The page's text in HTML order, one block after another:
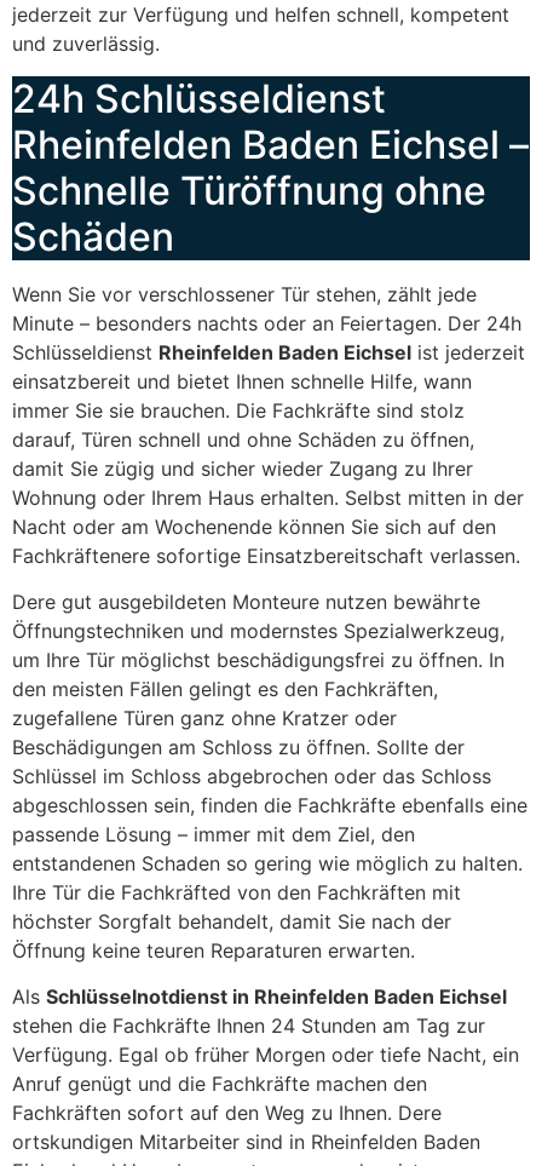
jederzeit zur Verfügung und helfen schnell, kompetent
und zuverlässig.
24h Schlüsseldienst
Rheinfelden Baden Eichsel –
Schnelle Türöffnung ohne
Schäden
Wenn Sie vor verschlossener Tür stehen, zählt jede
Minute – besonders nachts oder an Feiertagen. Der 24h
Schlüsseldienst Rheinfelden Baden Eichsel ist jederzeit
einsatzbereit und bietet Ihnen schnelle Hilfe, wann
immer Sie sie brauchen. Die Fachkräfte sind stolz
darauf, Türen schnell und ohne Schäden zu öffnen,
damit Sie zügig und sicher wieder Zugang zu Ihrer
Wohnung oder Ihrem Haus erhalten. Selbst mitten in der
Nacht oder am Wochenende können Sie sich auf den
Fachkräftenere sofortige Einsatzbereitschaft verlassen.
Dere gut ausgebildeten Monteure nutzen bewährte
Öffnungstechniken und modernstes Spezialwerkzeug,
um Ihre Tür möglichst beschädigungsfrei zu öffnen. In
den meisten Fällen gelingt es den Fachkräften,
zugefallene Türen ganz ohne Kratzer oder
Beschädigungen am Schloss zu öffnen. Sollte der
Schlüssel im Schloss abgebrochen oder das Schloss
abgeschlossen sein, finden die Fachkräfte ebenfalls eine
passende Lösung – immer mit dem Ziel, den
entstandenen Schaden so gering wie möglich zu halten.
Ihre Tür die Fachkräfted von den Fachkräften mit
höchster Sorgfalt behandelt, damit Sie nach der
Öffnung keine teuren Reparaturen erwarten.
Als Schlüsselnotdienst in Rheinfelden Baden Eichsel
stehen die Fachkräfte Ihnen 24 Stunden am Tag zur
Verfügung. Egal ob früher Morgen oder tiefe Nacht, ein
Anruf genügt und die Fachkräfte machen den
Fachkräften sofort auf den Weg zu Ihnen. Dere
ortskundigen Mitarbeiter sind in Rheinfelden Baden